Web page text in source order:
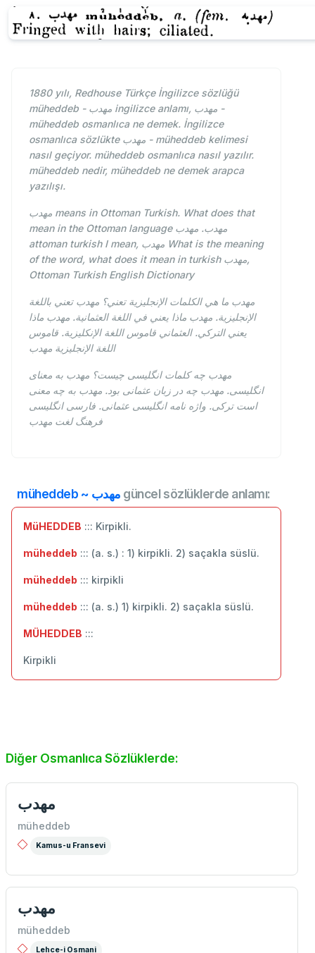
1880 yılı, Redhouse Türkçe İngilizce sözlüğü
müheddeb - مهدب ingilizce anlamı, مهدب -
müheddeb osmanlıca ne demek. İngilizce
osmanlıca sözlükte مهدب - müheddeb kelimesi
nasıl geçiyor. müheddeb osmanlıca nasıl yazılır.
müheddeb nedir, müheddeb ne demek arapca
yazılışı.
مهدب means in Ottoman Turkish. What does that
mean in the Ottoman language مهدب. مهدب
attoman turkish I mean, مهدب What is the meaning
of the word, what does it mean in turkish مهدب,
Ottoman Turkish English Dictionary
مهدب ما هي الكلمات الإنجليزية تعني؟ مهدب تعني باللغة
الإنجليزية. مهدب ماذا يعني في اللغة العثمانية. مهدب ماذا
يعني التركي. العثماني قاموس اللغة الإنكليزية. قاموس
اللغة الإنجليزية مهدب
مهدب چه کلمات انگلیسی چیست؟ مهدب به معنای
انگلیسی. مهدب چه در زبان عثمانی بود. مهدب به چه معنی
است ترکی. واژه نامه انگلیسی عثمانی. فارسی انگلیسی
فرهنگ لغت مهدب
müheddeb ~ مهدب güncel sözlüklerde anlamı:
MüHEDDEB ::: Kirpikli.
müheddeb ::: (a. s.) : 1) kirpikli. 2) saçakla süslü.
müheddeb ::: kirpikli
müheddeb ::: (a. s.) 1) kirpikli. 2) saçakla süslü.
MÜHEDDEB :::
Kirpikli
Diğer Osmanlıca Sözlüklerde:
مهدب
müheddeb
Kamus-u Fransevi
مهدب
müheddeb
Lehce-i Osmani